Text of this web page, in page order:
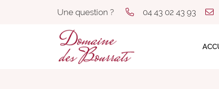
Une question ? 04 43 02 43 93